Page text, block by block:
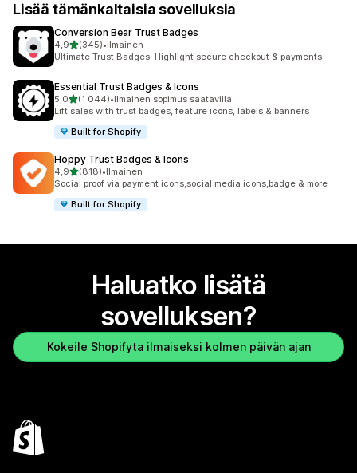
Lisää tämänkaltaisia sovelluksia
Conversion Bear Trust Badges
4,9/ 5 tähteä
(345)
345 arvostelua yhteensä
•Ilmainen
Ultimate Trust Badges: Highlight secure checkout & payments
Essential Trust Badges & Icons
5,0/ 5 tähteä
(1 044)
1044 arvostelua yhteensä
•Ilmainen sopimus saatavilla
Lift sales with trust badges, feature icons, labels & banners
Built for Shopify
Hoppy Trust Badges & Icons
4,9/ 5 tähteä
(818)
818 arvostelua yhteensä
•Ilmainen
Social proof via payment icons,social media icons,badge & more
Built for Shopify
Haluatko lisätä
sovelluksen?
Kokeile Shopifyta ilmaiseksi kolmen päivän ajan